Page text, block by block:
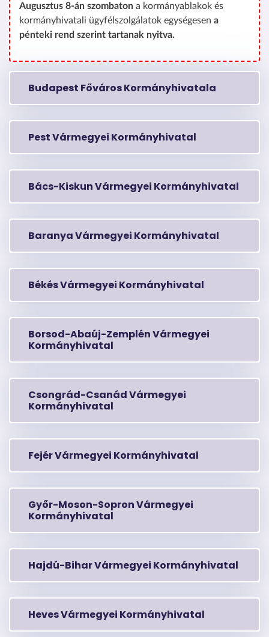
Augusztus 8-án szombaton a kormányablakok és
kormányhivatali ügyfélszolgálatok egységesen a
pénteki rend szerint tartanak nyitva.
Budapest Főváros Kormányhivatala
Pest Vármegyei Kormányhivatal
Bács-Kiskun Vármegyei Kormányhivatal
Baranya Vármegyei Kormányhivatal
Békés Vármegyei Kormányhivatal
Borsod-Abaúj-Zemplén Vármegyei
Kormányhivatal
Csongrád-Csanád Vármegyei
Kormányhivatal
Fejér Vármegyei Kormányhivatal
Győr-Moson-Sopron Vármegyei
Kormányhivatal
Hajdú-Bihar Vármegyei Kormányhivatal
Heves Vármegyei Kormányhivatal